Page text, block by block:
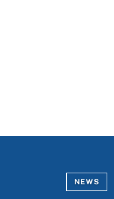
NEWS